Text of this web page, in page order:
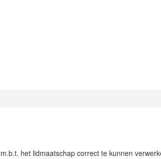
het lidmaatschap correct te kunnen